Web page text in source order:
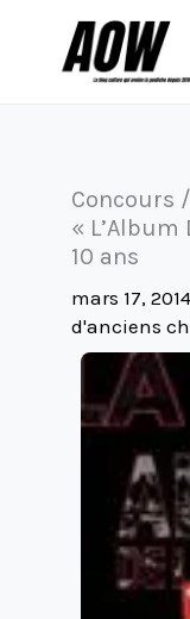
Concours
« L’Album
10 ans
mars 17, 2014
d'anciens